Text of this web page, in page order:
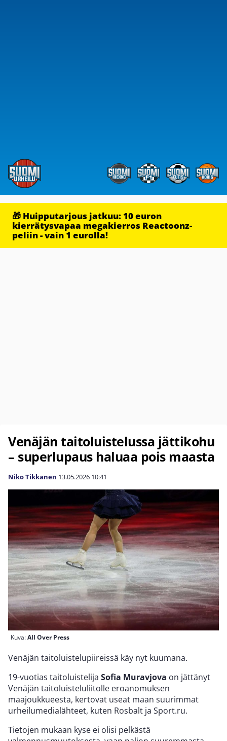
🎁 Huipputarjous jatkuu: 10 euron
kierrätysvapaa megakierros Reactoonz-
peliin - vain 1 eurolla!
Venäjän taitoluistelussa jättikohu
– superlupaus haluaa pois maasta
Niko Tikkanen 13.05.2026 10:41
Kuva:All Over Press
Venäjän taitoluistelupiireissä käy nyt kuumana.
19-vuotias taitoluistelija Sofia Muravjova on jättänyt
Venäjän taitoluisteluliitolle eroanomuksen
maajoukkueesta, kertovat useat maan suurimmat
urheilumedialähteet, kuten Rosbalt ja Sport.ru.
Tietojen mukaan kyse ei olisi pelkästä